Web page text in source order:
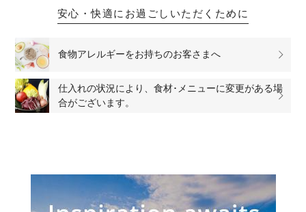
安心・快適にお過ごしいただくために
食物アレルギーをお持ちのお客さまへ
仕入れの状況により、食材･メニューに変更がある場
合がございます。